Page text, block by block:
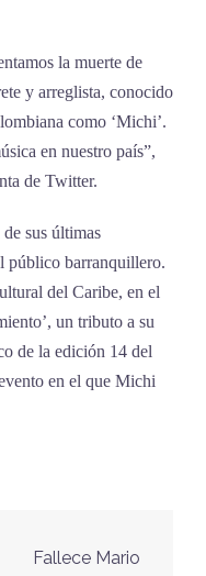
la muerte de
y arreglista, conocido
como ‘Michi’.
en nuestro país”,
de Twitter.
sus últimas
público barranquillero.
del Caribe, en el
un tributo a su
de la edición 14 del
en el que Michi
Fallece Mario